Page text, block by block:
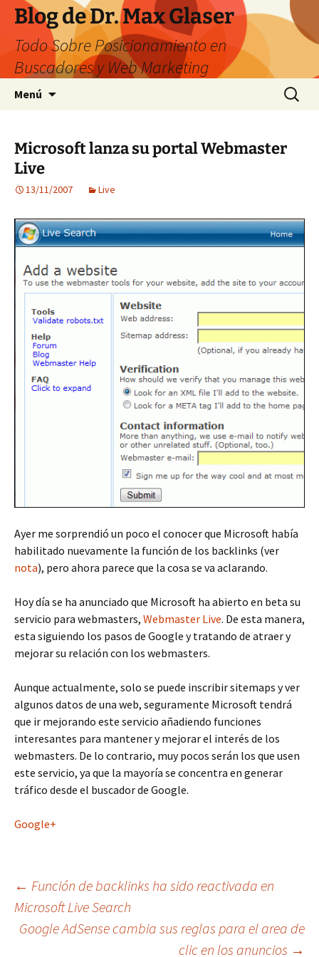
Saltar
contenido
Blog de Dr. Max Glaser
Todo Sobre Posicionamiento en
Buscadores y Web Marketing
Menú Buscar:
Microsoft lanza su portal Webmaster
Live
13/11/2007 Live
Ayer me sorprendió un poco el conocer que Microsoft había
habilitado nuevamente la función de los backlinks (ver
nota), pero ahora parece que la cosa se va aclarando.
Hoy día se ha anunciado que Microsoft ha abierto en beta su
servicio para webmasters, Webmaster Live. De esta manera,
esta siguiendo los pasos de Google y tratando de atraer y
mejorar su relación con los webmasters.
Aunque actualmente, solo se puede inscribir sitemaps y ver
algunos datos de una web, seguramente Microsoft tendrá
que ir mejorando este servicio añadiendo funciones
interesantes para mantener y mejorar el interés de los
webmasters. De lo contrario, muy pocos serán los que usen
este servicio, ya que la mayoría se concentra en generar
tráfico desde el buscador de Google.
Google+
Navegación
de
← Función de backlinks ha sido reactivada en
Microsoft Live Search
Google AdSense cambia sus reglas para el area de
clic en los anuncios →